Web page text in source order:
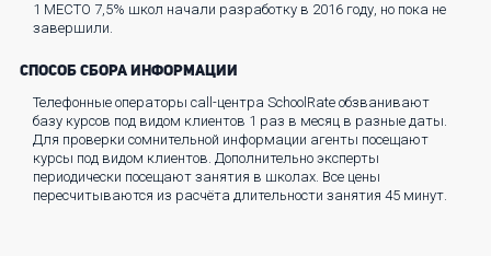
1 МЕСТО 7,5% школ начали разработку в 2016 году, но пока не
завершили.
СПОСОБ СБОРА ИНФОРМАЦИИ
Телефонные операторы call-центра SchoolRate обзванивают
базу курсов под видом клиентов 1 раз в месяц в разные даты.
Для проверки сомнительной информации агенты посещают
курсы под видом клиентов. Дополнительно эксперты
периодически посещают занятия в школах. Все цены
пересчитываются из расчёта длительности занятия 45 минут.